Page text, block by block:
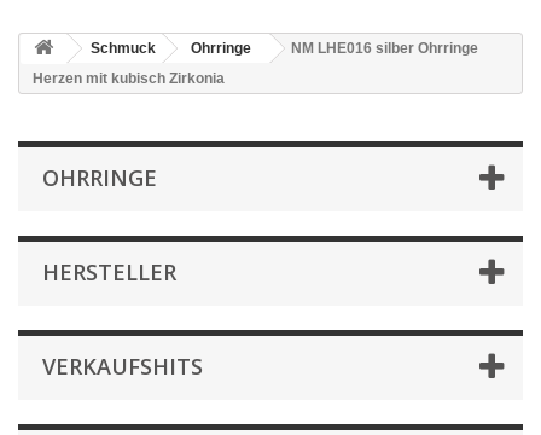
Schmuck Ohrringe
NM LHE016 silber Ohrringe
Herzen mit kubisch Zirkonia
OHRRINGE
HERSTELLER
VERKAUFSHITS